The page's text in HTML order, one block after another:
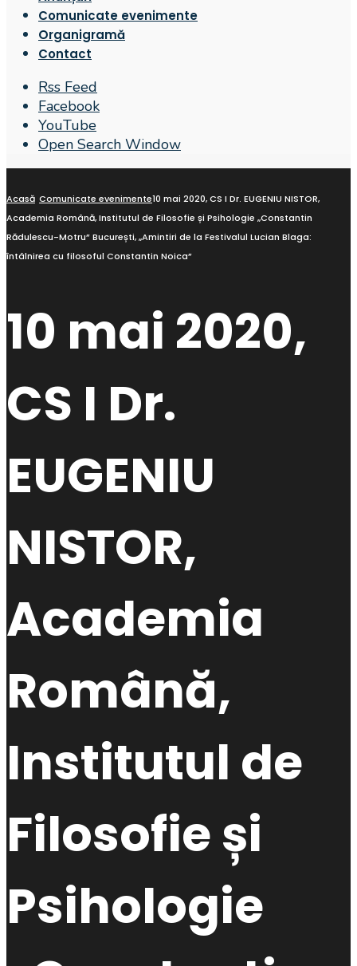
Comunicate evenimente
Organigramă
Contact
Rss Feed
Facebook
YouTube
Open Search Window
Acasă Comunicate evenimente10 mai 2020, CS I Dr. EUGENIU NISTOR,
Academia Română, Institutul de Filosofie și Psihologie „Constantin
Rădulescu-Motru” București, „Amintiri de la Festivalul Lucian Blaga:
întâlnirea cu filosoful Constantin Noica”
10 mai 2020,
CS I Dr.
EUGENIU
NISTOR,
Academia
Română,
Institutul de
Filosofie și
Psihologie